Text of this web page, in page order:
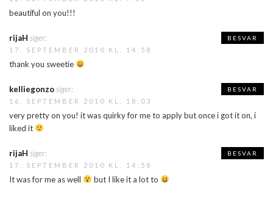
beautiful on you!!!
rijaH siger:
17. SEPTEMBER 2010 KL. 14:58
thank you sweetie
BESVAR
kelliegonzosiger:
16. SEPTEMBER 2010 KL. 18:03
very pretty on you! it was quirky for me to apply but once i got it on, i
liked it
BESVAR
rijaH siger:
17. SEPTEMBER 2010 KL. 14:58
It was for me as well but I like it a lot to
BESVAR